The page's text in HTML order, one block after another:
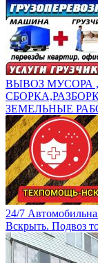
ВЫВОЗ МУСОРА
ЗЕМЕЛЬНЫЕ
24/7
Вскрыть. Подвоз